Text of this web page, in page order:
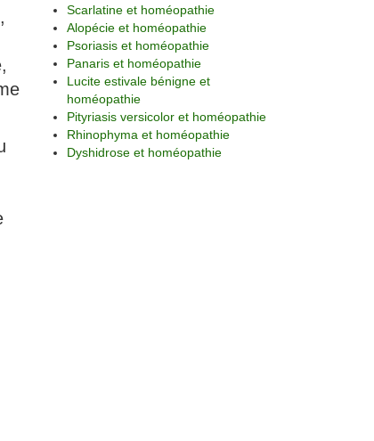
Scarlatine et homéopathie
Alopécie et homéopathie
Psoriasis et homéopathie
Panaris et homéopathie
Lucite estivale bénigne et
homéopathie
Pityriasis versicolor et homéopathie
Rhinophyma et homéopathie
Dyshidrose et homéopathie